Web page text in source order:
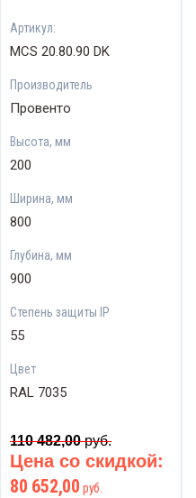
Артикул:
MCS 20.80.90 DK
Производитель
Провенто
Высота, мм
200
Ширина, мм
800
Глубина, мм
900
Степень защиты IP
55
Цвет
RAL 7035
110 482,00руб.
Цена со скидкой:
80 652,00 руб.